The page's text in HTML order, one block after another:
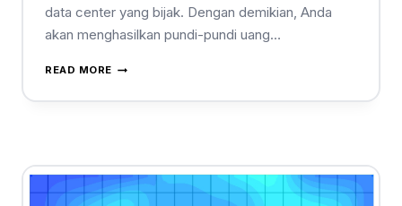
data center yang bijak. Dengan demikian, Anda
akan menghasilkan pundi-pundi uang…
READ MORE